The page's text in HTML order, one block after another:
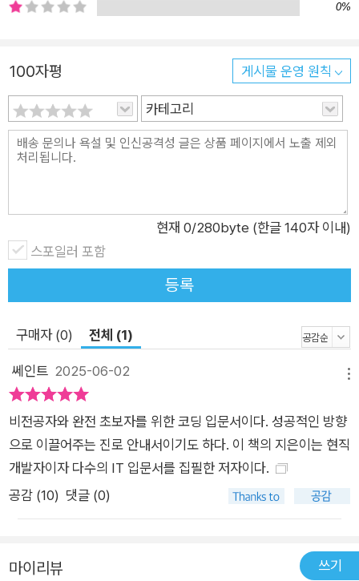
시 유용한 팁과 공부법 등을 소개한다. 또 개발에 대한 이론적 지
상적인 비유와 쉬운 언어로 설명해 누구든 이해할 수 있도록 했
다. 또 단순히 코딩 공부법을 나열하는 데 그치지 않고 어떻게 취
업을 준비하는지, 어떻게 좋은 개발자로 성장할 수 있는지에 초점
을 맞춘다. 다양한 학습 경로를 실제 사례와 함께 소개하고 각자
의 상황에 맞는 맞춤형 진입 전략을 제시한다. 더불어 프론트엔
로젝트 접근 방식도 알려준다. 취업 시장에서 개발자를 어떻게 평
가하고 채용하는지, 어떤 역량이 중요한지를 알려주는 실전 가이
드 역할을 한다. 취업 한파에도 개발자는 흔들리지 않는다! 현직
개발자에게 배우는 개발자 입문기! 저자는 기술을 배우는 것이 곧
물인터넷(IoT), 자율주행차, 스마트홈 등 빠르게 변화하는 기술
환경 속에서 우리가 단지 만들어진 서비스를 사용하는 ‘소비자’가
아니라, 스스로 서비스를 기획하고 만들어내는 ‘창조자’가 될 수
요구하는지 알려준다. 이 책은 총 5장으로 구성되어 있다. 1장 ‘코
딩? 개발자?’에서는 코딩이 무엇인지, 개발자가 하는 일이 무엇
인지 소개한다. 2장 ‘할 수 있다, 개발자!’에서는 비전공자의 눈높
이에 맞춰 국비지원 교육, 부트캠프, 온라인 강의 학습법 등을 다
룬다. 3장 ‘코딩을 배워봅시다’에서는 책, 기술 블로그 등을 이용
한 실제적인 학습법을 소개한다. 4장 ‘개발자로 변신하기’에서는
직군별 특징과 장단점을 소개하고 취직 노하우에 대해 이야기한
0%
100자평 게시물 운영 원칙
카테고리
현재 0/280byte (한글 140자 이내)
스포일러 포함
등록
구매자 (0) 전체 (1)
쎄인트 2025-06-02
비전공자와 완전 초보자를 위한 코딩 입문서이다. 성공적인 방향
으로 이끌어주는 진로 안내서이기도 하다. 이 책의 지은이는 현직
개발자이자 다수의 IT 입문서를 집필한 저자이다.
공감 (10) 댓글 (0)
마이리뷰 쓰기